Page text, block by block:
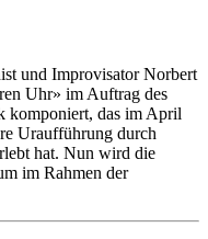
und Improvisator Norbert
Uhr» im Auftrag des
komponiert, das im April
Uraufführung durch
hat. Nun wird die
im Rahmen der